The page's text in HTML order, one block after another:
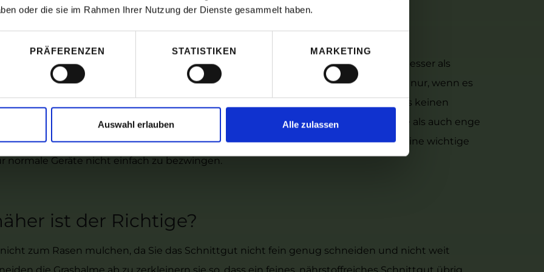
oder die sie im Rahmen Ihrer Nutzung der Dienste gesammelt haben.
PRÄFERENZEN STATISTIKEN MARKETING
Auswahl erlauben Alle zulassen
und Wetterbedingungen
und der Standort klar sein: Trockene Standorte eignen sich beispielsweise besser als
Auch sollten die Temperaturen stimmen, denn das Mulchen funktioniert nur, wenn es
Klumpen im Rasengut bilden können. 24 Stunden nach dem Mulchen sollte es keinen
Fläche und ihre Eigenschaften betrachtet werden. Sowohl die Gesamtfläche als auch enge
einen Unterschied bei der Arbeit. Nicht zuletzt spielt die Bodenbeschaffenheit eine wichtige
normale Geräte nicht einfach zu bezwingen.
ist der Richtige?
zum Rasen mulchen, da Sie das Schnittgut nicht fein genug schneiden und nicht weit